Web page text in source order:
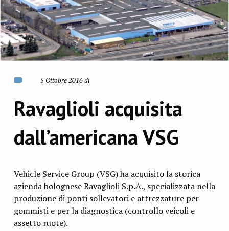
5 Ottobre 2016 di
Ravaglioli acquisita
dall’americana VSG
Vehicle Service Group (VSG) ha acquisito la storica
azienda bolognese Ravaglioli S.p.A., specializzata nella
produzione di ponti sollevatori e attrezzature per
gommisti e per la diagnostica (controllo veicoli e
assetto ruote).